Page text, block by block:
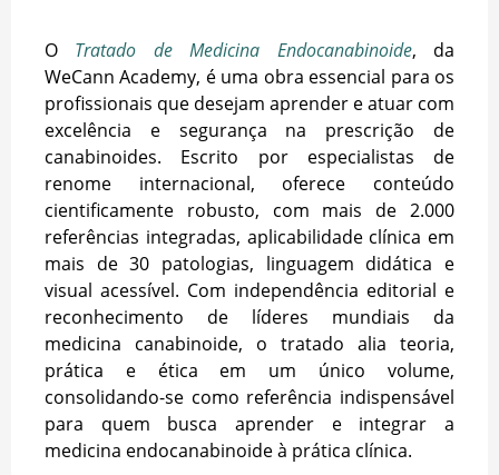
O Tratado de Medicina Endocanabinoide, da
WeCann Academy, é uma obra essencial para os
profissionais que desejam aprender e atuar com
excelência e segurança na prescrição de
canabinoides. Escrito por especialistas de
renome internacional, oferece conteúdo
cientificamente robusto, com mais de 2.000
referências integradas, aplicabilidade clínica em
mais de 30 patologias, linguagem didática e
visual acessível. Com independência editorial e
reconhecimento de líderes mundiais da
medicina canabinoide, o tratado alia teoria,
prática e ética em um único volume,
consolidando-se como referência indispensável
para quem busca aprender e integrar a
medicina endocanabinoide à prática clínica.